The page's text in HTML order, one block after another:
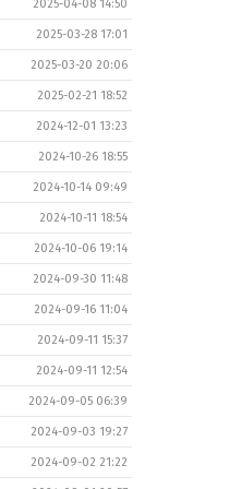
2025-04-08 14:50
2025-03-28 17:01
2025-03-20 20:06
2025-02-21 18:52
2024-12-01 13:23
2024-10-26 18:55
2024-10-14 09:49
2024-10-11 18:54
2024-10-06 19:14
2024-09-30 11:48
2024-09-16 11:04
2024-09-11 15:37
2024-09-11 12:54
2024-09-05 06:39
2024-09-03 19:27
2024-09-02 21:22